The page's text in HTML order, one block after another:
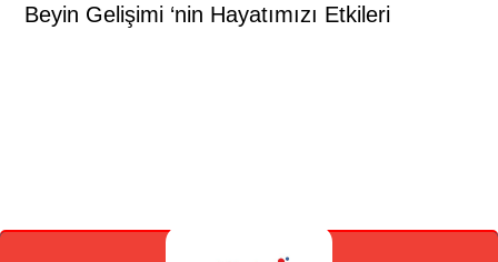
Beyin Gelişimi ‘nin Hayatımızı Etkileri